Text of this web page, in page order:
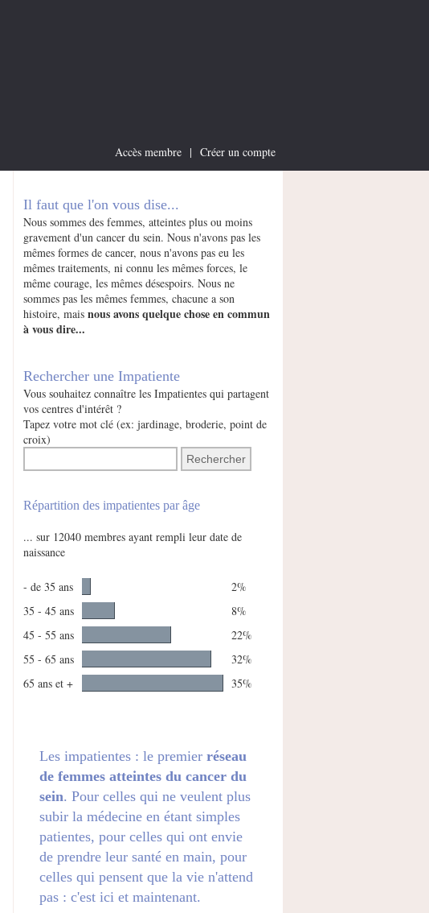
Accès membre | Créer un compte
Il faut que l'on vous dise...
Nous sommes des femmes, atteintes plus ou moins
gravement d'un cancer du sein. Nous n'avons pas les
mêmes formes de cancer, nous n'avons pas eu les
mêmes traitements, ni connu les mêmes forces, le
même courage, les mêmes désespoirs. Nous ne
sommes pas les mêmes femmes, chacune a son
histoire, mais nous avons quelque chose en commun
à vous dire...
Rechercher une Impatiente
Vous souhaitez connaître les Impatientes qui partagent
vos centres d'intérêt ?
Tapez votre mot clé (ex: jardinage, broderie, point de
croix)
Répartition des impatientes par âge
... sur 12040 membres ayant rempli leur date de
naissance
- de 35 ans
2%
35 - 45 ans
8%
45 - 55 ans
22%
55 - 65 ans
32%
65 ans et +
35%
Les impatientes : le premier réseau
de femmes atteintes du cancer du
sein. Pour celles qui ne veulent plus
subir la médecine en étant simples
patientes, pour celles qui ont envie
de prendre leur santé en main, pour
celles qui pensent que la vie n'attend
pas : c'est ici et maintenant.